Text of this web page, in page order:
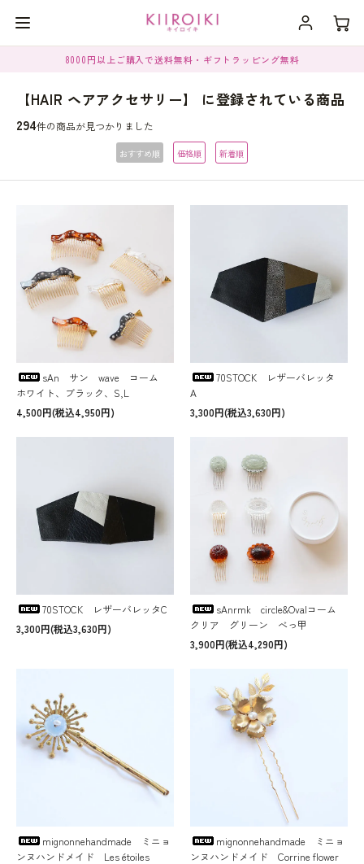
8000円以上ご購入で送料無料・ギフトラッピング無料
【HAIR ヘアアクセサリー】 に登録されている商品
294件の商品が見つかりました
おすすめ順 価格順 新着順
sAn サン wave コーム
ホワイト、ブラック、S,L
4,500円(税込4,950円)
70STOCK レザーバレッタ
A
3,300円(税込3,630円)
70STOCK レザーバレッタC
3,300円(税込3,630円)
sAnrmk circle&Ovalコーム
クリア グリーン べっ甲
3,900円(税込4,290円)
mignonnehandmade ミニョ
ンヌハンドメイド Les étoiles
mignonnehandmade ミニョ
ンヌハンドメイド Corrine flower